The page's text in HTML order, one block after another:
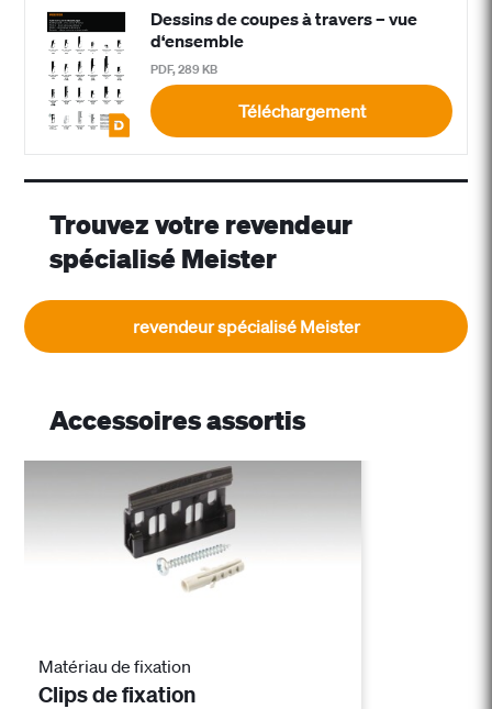
Dessins de coupes à travers – vue
d‘ensemble
PDF, 289 KB
Téléchargement
Trouvez votre revendeur
spécialisé Meister
revendeur spécialisé Meister
Accessoires assortis
Matériau de fixation
Clips de fixation